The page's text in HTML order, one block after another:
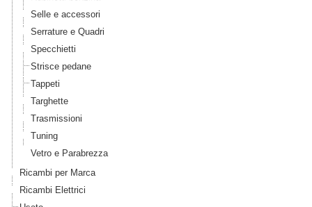
Selle e accessori
Serrature e Quadri
Specchietti
Strisce pedane
Tappeti
Targhette
Trasmissioni
Tuning
Vetro e Parabrezza
Ricambi per Marca
Ricambi Elettrici